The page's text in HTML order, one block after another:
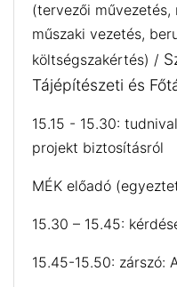
(tervezői művezetés,
műszaki vezetés,
költségszakértés) /
Tájépítészeti és
15.15 - 15.30:
projekt biztosításról
MÉK előadó
15.30 – 15.45:
15.45-15.50: zárszó: